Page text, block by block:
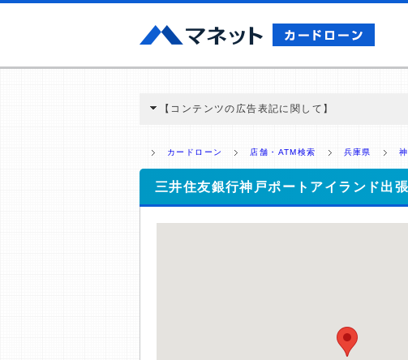
【コンテンツの広告表記に関して】
ミ収集などに基づき、公平性を担保した情報提供を
>提携企業一覧
カードローン 店舗・ATM検索 兵庫県
三井住友銀行神戸ポートアイランド出